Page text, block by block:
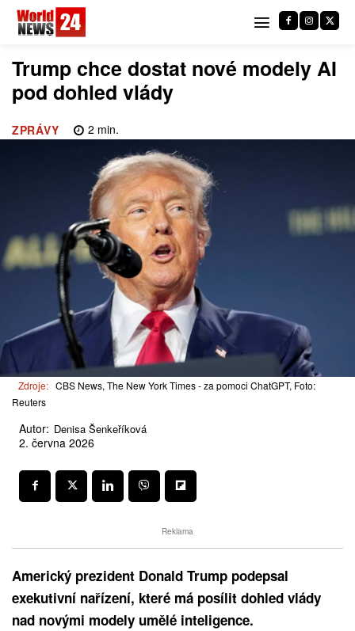
Trump chce dostat nové modely AI
pod dohled vlády
ZPRÁVY 2 min.
Zdroje: CBS News, The New York Times - za pomoci ChatGPT, Foto:
Reuters
Autor: Denisa Šenkeříková
2. června 2026
Reklama
Americký prezident Donald Trump podepsal
exekutivní nařízení, které má posílit dohled vlády
nad novými modely umělé inteligence.